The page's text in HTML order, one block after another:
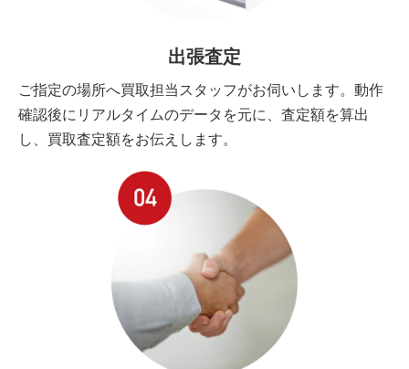
出張査定
ご指定の場所へ買取担当スタッフがお伺いします。動作
確認後にリアルタイムのデータを元に、査定額を算出
し、買取査定額をお伝えします。